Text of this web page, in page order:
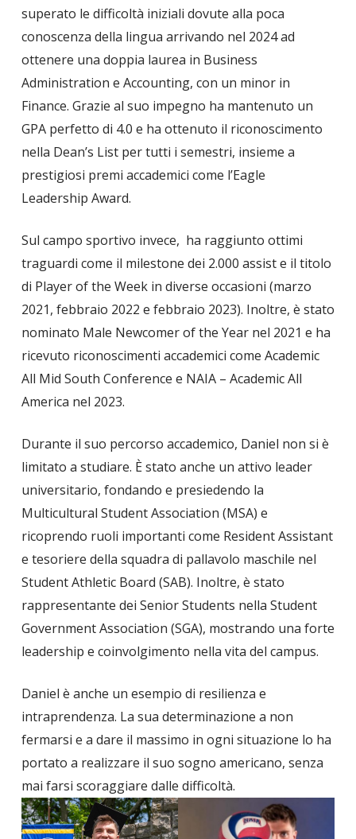
superato le difficoltà iniziali dovute alla poca
conoscenza della lingua arrivando nel 2024 ad
ottenere una doppia laurea in Business
Administration e Accounting, con un minor in
Finance. Grazie al suo impegno ha mantenuto un
GPA perfetto di 4.0 e ha ottenuto il riconoscimento
nella Dean’s List per tutti i semestri, insieme a
prestigiosi premi accademici come l’Eagle
Leadership Award.
Sul campo sportivo invece, ha raggiunto ottimi
traguardi come il milestone dei 2.000 assist e il titolo
di Player of the Week in diverse occasioni (marzo
2021, febbraio 2022 e febbraio 2023). Inoltre, è stato
nominato Male Newcomer of the Year nel 2021 e ha
ricevuto riconoscimenti accademici come Academic
All Mid South Conference e NAIA – Academic All
America nel 2023.
Durante il suo percorso accademico, Daniel non si è
limitato a studiare. È stato anche un attivo leader
universitario, fondando e presiedendo la
Multicultural Student Association (MSA) e
ricoprendo ruoli importanti come Resident Assistant
e tesoriere della squadra di pallavolo maschile nel
Student Athletic Board (SAB). Inoltre, è stato
rappresentante dei Senior Students nella Student
Government Association (SGA), mostrando una forte
leadership e coinvolgimento nella vita del campus.
Daniel è anche un esempio di resilienza e
intraprendenza. La sua determinazione a non
fermarsi e a dare il massimo in ogni situazione lo ha
portato a realizzare il suo sogno americano, senza
mai farsi scoraggiare dalle difficoltà.